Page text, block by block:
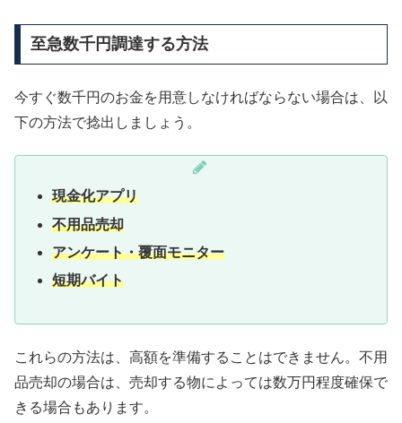
至急数千円調達する方法
今すぐ数千円のお金を用意しなければならない場合は、以
下の方法で捻出しましょう。
現金化アプリ
不用品売却
アンケート・覆面モニター
短期バイト
これらの方法は、高額を準備することはできません。不用
品売却の場合は、売却する物によっては数万円程度確保で
きる場合もあります。